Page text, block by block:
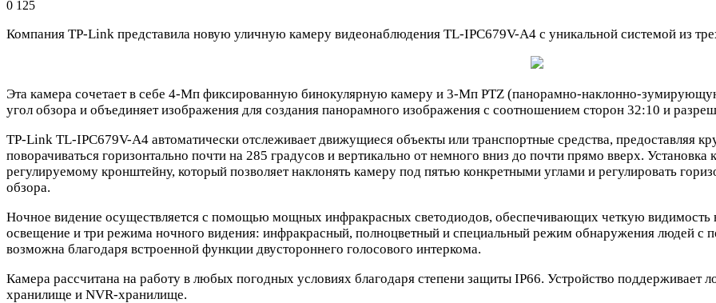
0 125
Компания TP-Link представила новую уличную камеру видеонаблюдения TL-IPC679V-A4 с уникальной системой из
Эта камера сочетает в себе 4-Мп фиксированную бинокулярную камеру и 3-Мп PTZ (панорамно-наклонно-
угол обзора и объединяет изображения для создания панорамного изображения с соотношением сторон 32:10 и
TP-Link TL-IPC679V-A4 автоматически отслеживает движущиеся объекты или транспортные средства, предоставляя
поворачиваться горизонтально почти на 285 градусов и вертикально от немного вниз до почти прямо вверх.
регулируемому кронштейну, который позволяет наклонять камеру под пятью конкретными углами и регулировать
обзора.
Ночное видение осуществляется с помощью мощных инфракрасных светодиодов, обеспечивающих четкую видимость
освещение и три режима ночного видения: инфракрасный, полноцветный и специальный режим обнаружения людей с
возможна благодаря встроенной функции двустороннего голосового интеркома.
Камера рассчитана на работу в любых погодных условиях благодаря степени защиты IP66. Устройство поддерживает
хранилище и NVR-хранилище.